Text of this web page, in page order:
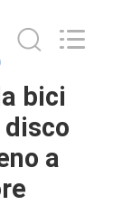
bici
a